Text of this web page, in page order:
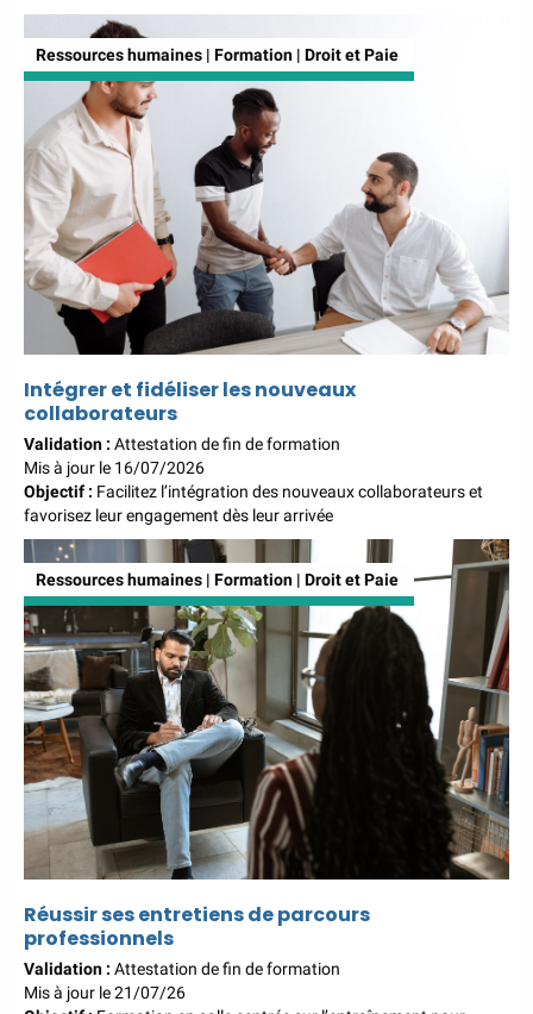
Ressources humaines | Formation | Droit et Paie
Intégrer et fidéliser les nouveaux
collaborateurs
Validation : Attestation de fin de formation
Mis à jour le 16/07/2026
Objectif : Facilitez l’intégration des nouveaux collaborateurs et
favorisez leur engagement dès leur arrivée
Ressources humaines | Formation | Droit et Paie
Réussir ses entretiens de parcours
professionnels
Validation : Attestation de fin de formation
Mis à jour le 21/07/26